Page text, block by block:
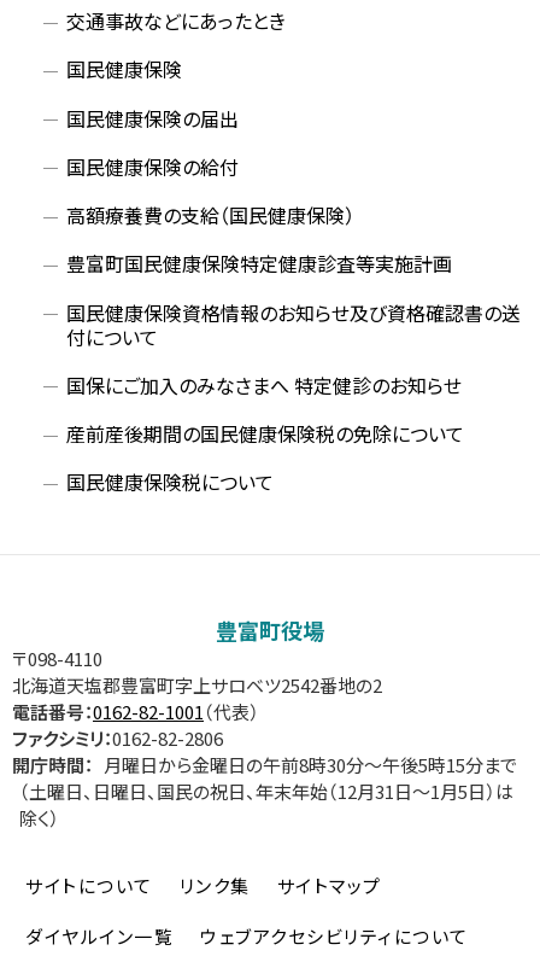
交通事故などにあったとき
国民健康保険
国民健康保険の届出
国民健康保険の給付
高額療養費の支給（国民健康保険）
豊富町国民健康保険特定健康診査等実施計画
国民健康保険資格情報のお知らせ及び資格確認書の送
付について
国保にご加入のみなさまへ 特定健診のお知らせ
産前産後期間の国民健康保険税の免除について
国民健康保険税について
サ
ド
・
メ
ニ
ー
サイトについて リンク集
サイトマップ
ダイヤルイン一覧
ウェブアクセシビリティについて
豊富町役場
〒098-4110
北海道天塩郡豊富町字上サロベツ2542番地の2
電話番号：0162-82-1001（代表）
ファクシミリ：0162-82-2806
開庁時間：
月曜日から金曜日の午前8時30分～午後5時15分まで
（土曜日、日曜日、国民の祝日、年末年始（12月31日～1月5日）は
除く）